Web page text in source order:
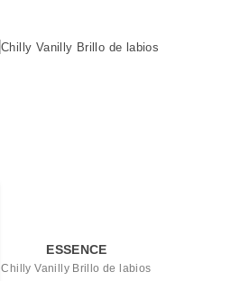
ESSENCE
Chilly Vanilly Brillo de labios